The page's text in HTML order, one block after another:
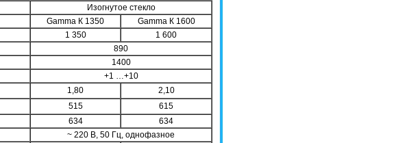
Изогнутое стекло
Gamma К 1350
Gamma К 1600
1 350
1 600
890
1400
+1 …+10
1,80
2,10
515
615
634
634
~ 220 В, 50 Гц, однофазное